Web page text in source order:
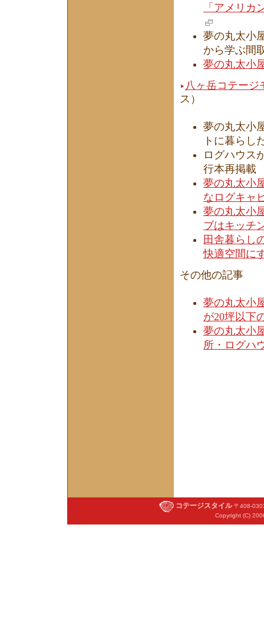
「アメリ
夢の丸太小
から学ぶ間
夢の丸太小
八ヶ岳コテージ
ス）
夢の丸太小
トに暮らし
ログハウス
行本再掲載
夢の丸太小
なログキャ
夢の丸太小
ブはキッチ
田舎暮らし
快適空間に
その他の記事
夢の丸太小
が20坪以下
夢の丸太小
所・ログハ
コテージスタイル〒408-
Copyright (C)